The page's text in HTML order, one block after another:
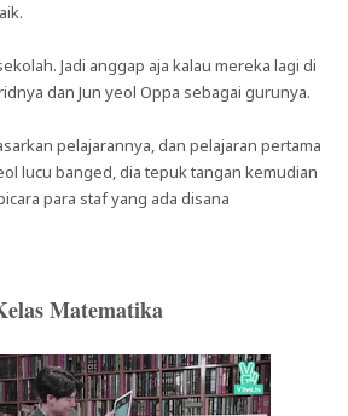
Jadi anggap aja kalau mereka lagi di
dan Jun yeol Oppa sebagai gurunya.
pelajarannya, dan pelajaran pertama
lucu banged, dia tepuk tangan kemudian
para staf yang ada disana
Matematika